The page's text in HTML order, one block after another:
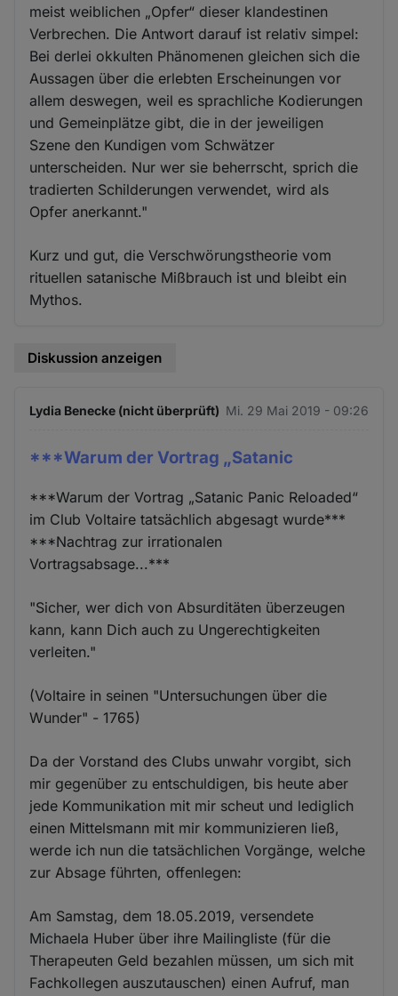
meist weiblichen „Opfer“ dieser klandestinen
Verbrechen. Die Antwort darauf ist relativ simpel:
Bei derlei okkulten Phänomenen gleichen sich die
Aussagen über die erlebten Erscheinungen vor
allem deswegen, weil es sprachliche Kodierungen
und Gemeinplätze gibt, die in der jeweiligen
Szene den Kundigen vom Schwätzer
unterscheiden. Nur wer sie beherrscht, sprich die
tradierten Schilderungen verwendet, wird als
Opfer anerkannt."
Kurz und gut, die Verschwörungstheorie vom
rituellen satanische Mißbrauch ist und bleibt ein
Mythos.
Diskussion anzeigen
Lydia Benecke (nicht überprüft) Mi. 29 Mai 2019 - 09:26
***Warum der Vortrag „Satanic
***Warum der Vortrag „Satanic Panic Reloaded“
im Club Voltaire​ tatsächlich abgesagt wurde***
***Nachtrag zur irrationalen
Vortragsabsage...***
"Sicher, wer dich von Absurditäten überzeugen
kann, kann Dich auch zu Ungerechtigkeiten
verleiten."
(Voltaire in seinen "Untersuchungen über die
Wunder" - 1765)
Da der Vorstand des Clubs unwahr vorgibt, sich
mir gegenüber zu entschuldigen, bis heute aber
jede Kommunikation mit mir scheut und lediglich
einen Mittelsmann mit mir kommunizieren ließ,
werde ich nun die tatsächlichen Vorgänge, welche
zur Absage führten, offenlegen:
Am Samstag, dem 18.05.2019, versendete
Michaela Huber über ihre Mailingliste (für die
Therapeuten Geld bezahlen müssen, um sich mit
Fachkollegen auszutauschen) einen Aufruf, man